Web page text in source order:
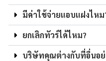
มีค่าใช้จ่ายแอบแฝงไหม
ยกเลิกทัวร์ได้ไหม?
บริษัทคุณต่างกับที่อื่นอย่